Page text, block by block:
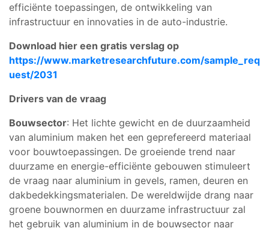
efficiënte toepassingen, de ontwikkeling van
infrastructuur en innovaties in de auto-industrie.
Download hier een gratis verslag op
https://www.marketresearchfuture.com/sample_req
uest/2031
Drivers van de vraag
Bouwsector: Het lichte gewicht en de duurzaamheid
van aluminium maken het een geprefereerd materiaal
voor bouwtoepassingen. De groeiende trend naar
duurzame en energie-efficiënte gebouwen stimuleert
de vraag naar aluminium in gevels, ramen, deuren en
dakbedekkingsmaterialen. De wereldwijde drang naar
groene bouwnormen en duurzame infrastructuur zal
het gebruik van aluminium in de bouwsector naar